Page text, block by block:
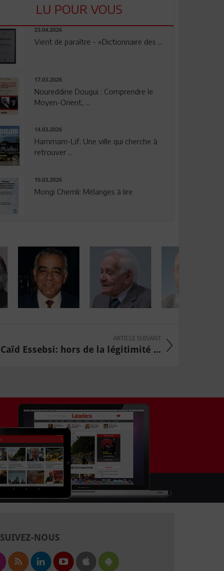
LU POUR VOUS
23.04.2026
Vient de paraître - «Dictionnaire des ...
17.03.2026
Noureddine Dougui : Comprendre le
Moyen-Orient, ...
14.03.2026
Hammam-Lif: Une ville qui cherche à
retrouver ...
10.03.2026
Mongi Chemli: Mélanges à lire
ARTICLE SUIVANT
Caïd Essebsi: hors de la légitimité ...
SUIVEZ-NOUS